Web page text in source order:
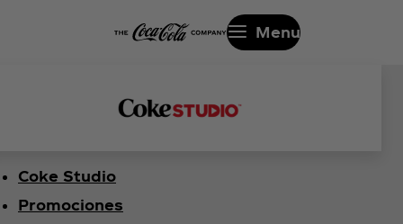
Menu
Coke Studio
Promociones